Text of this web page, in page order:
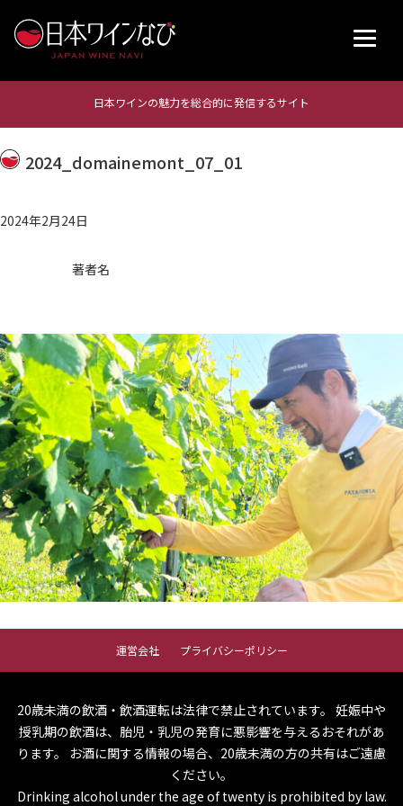
日本ワインの魅力を総合的に発信するサイト
2024_domainemont_07_01
2024年2月24日
著者名
運営会社 プライバシーポリシー
20歳未満の飲酒・飲酒運転は法律で禁止されています。 妊娠中や
授乳期の飲酒は、胎児・乳児の発育に悪影響を与えるおそれがあ
ります。
お酒に関する情報の場合、20歳未満の方の共有はご遠慮
ください。
Drinking alcohol under the age of twenty is prohibited by law.